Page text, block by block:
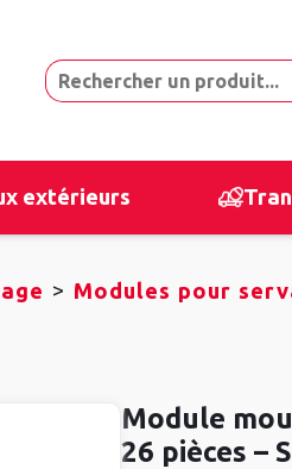
extérieurs
> Modules pour
Module
26 pièces –